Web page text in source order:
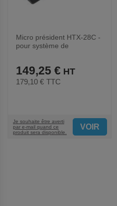
Micro président HTX-28C -
pour système de
149,25 €
179,10 € TTC
Je souhaite être averti
par e-mail quand ce
produit sera disponible.
VOIR